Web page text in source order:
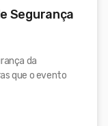
Segurança
da
que o evento